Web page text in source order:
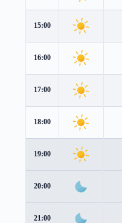
15:00
16:00
17:00
18:00
19:00
20:00
21:00